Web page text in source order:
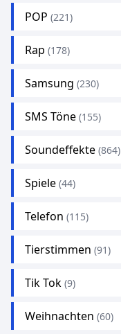
POP (221)
Rap (178)
Samsung (230)
SMS Töne (155)
Soundeffekte (864)
Spiele (44)
Telefon (115)
Tierstimmen (91)
Tik Tok (9)
Weihnachten (60)